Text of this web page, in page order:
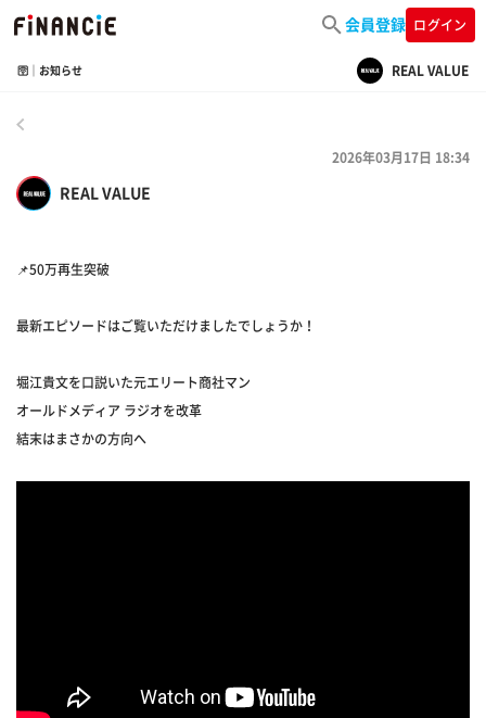
会員登録 ログイン
🛜｜お知らせ REAL VALUE
REAL VALUE
2026年03月17日 18:34
📌50万再生突破
最新エピソードはご覧いただけましたでしょうか！
堀江貴文を口説いた元エリート商社マン
オールドメディア ラジオを改革
結末はまさかの方向へ